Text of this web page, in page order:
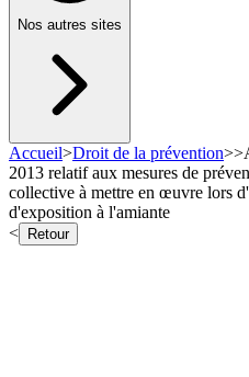
Nos autres sites
Accueil>Droit de la prévention>>
2013 relatif aux mesures de
collective à mettre en œuvre lors
d'exposition à l'amiante
<
Retour